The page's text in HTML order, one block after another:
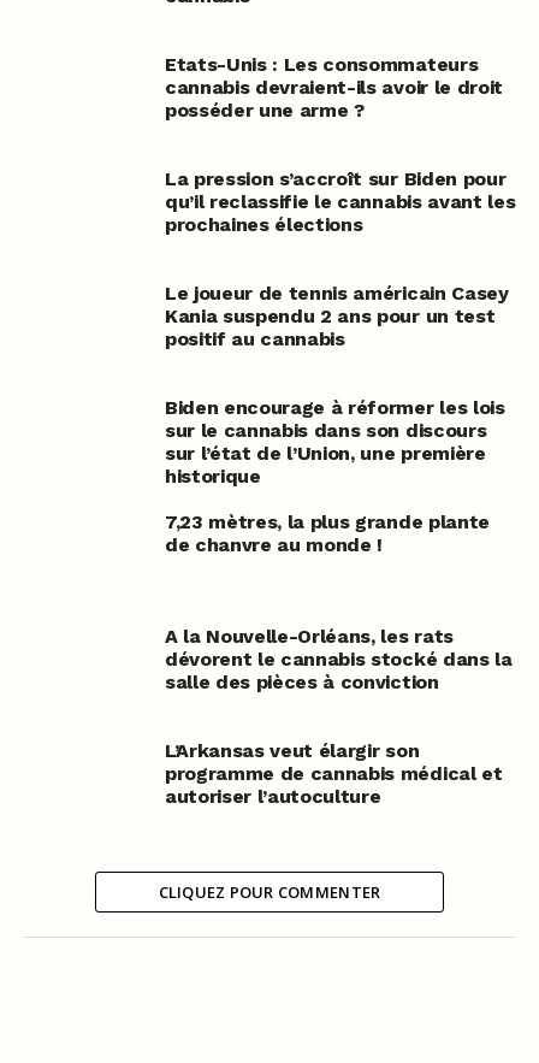
Etats-Unis : Les consommateurs
cannabis devraient-ils avoir le droit
posséder une arme ?
La pression s’accroît sur Biden pour
qu’il reclassifie le cannabis avant les
prochaines élections
Le joueur de tennis américain Casey
Kania suspendu 2 ans pour un test
positif au cannabis
Biden encourage à réformer les lois
sur le cannabis dans son discours
sur l’état de l’Union, une première
historique
7,23 mètres, la plus grande plante
de chanvre au monde !
A la Nouvelle-Orléans, les rats
dévorent le cannabis stocké dans la
salle des pièces à conviction
L’Arkansas veut élargir son
programme de cannabis médical et
autoriser l’autoculture
CLIQUEZ POUR COMMENTER